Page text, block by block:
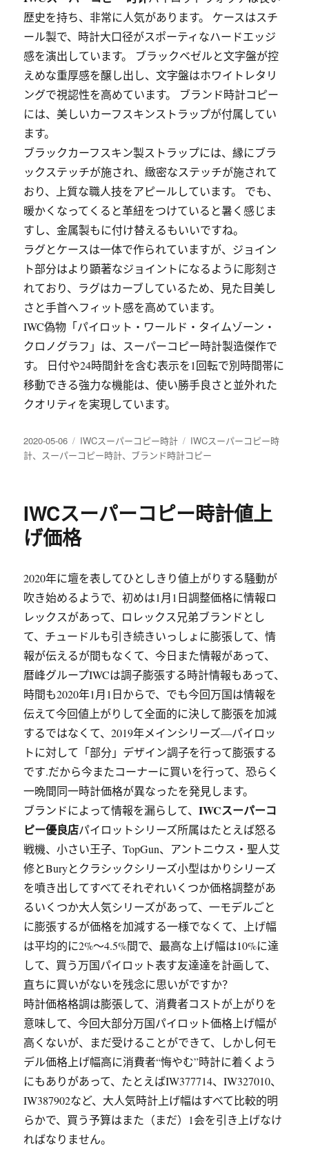
歴史を持ち、非常に人気があります。 ケースはスチ
ール製で、時計大口径がスポーティなハードエッジ
感を演出しています。 ブラックベゼルと文字盤が控
えめな重厚感を醸し出し、文字盤はホワイトレタリ
ングで視認性を高めています。 ブランド時計コピー
には、美しいカーフスキンストラップが付属してい
ます。
ブラックカーフスキン製ストラップには、縁にブラ
ックステッチが施され、緻密なステッチが施されて
おり、上質な職人技をアピールしています。 でも、
暖かくなってくると革紐をつけていると暑く感じま
すし、金属製もに付け替えるもいいですね。
ラグとケースは一体で作られていますが、ジョイン
ト部分はより顕著なジョイントになるように彫刻さ
れており、ラグはカーブしているため、見た目美し
さと手首へフィット感を高めています。
IWC偽物「パイロット・ワールド・タイムゾーン・
クロノグラフ」は、スーパーコピー時計製造傑作で
す。 日付や24時間針を含む表示を1回転で別時間帯に
移動できる強力な機能は、使い勝手良さと並外れた
クオリティを実現しています。
发
布
2020-05-06
分
类
IWCスーパーコピー時計
标
签
IWCスーパーコピー時
計、 スーパーコピー時計、 ブランド時計コピー
IWCスーパーコピー時計値上
げ価格
2020年に壇を表してひとしきり値上がりする騒動が
吹き始めるようで、初めは1月1日調整価格に情報ロ
レックスがあって、ロレックス兄弟ブランドとし
て、チュードルも引き続きいっしょに膨張して、情
報が伝えるが間もなくて、今日また情報があって、
暦峰グループIWCは調子膨張する時計情報もあって、
時間も2020年1月1日からで、でも今回万国は情報を
伝えて今回値上がりして全面的に決して膨張を加減
するではなくて、2019年メインシリーズ―パイロッ
トに対して「部分」デザイン調子を行って膨張する
です.だから今またコーナーに買いを行って、恐らく
一晩間同一時計価格が異なったを発見します。
ブランドによって情報を漏らして、IWCスーパーコ
ピー優良店パイロットシリーズ所属はたとえば怒る
戦機、小さい王子、TopGun、アントニウス・聖人艾
修とBuryとクラシックシリーズ小型はかりシリーズ
を噴き出してすべてそれぞれいくつか価格調整があ
るいくつか大人気シリーズがあって、一モデルごと
に膨張するが価格を加減する一様でなくて、上げ幅
は平均的に2%～4.5%間で、最高な上げ幅は10%に達
して、買う万国パイロット表す友達達を計画して、
直ちに買いがないを残念に思いがですか？
時計価格格調は膨張して、消費者コストが上がりを
意味して、今回大部分万国パイロット価格上げ幅が
高くないが、まだ受けることができて、しかし何モ
デル価格上げ幅高に消費者“悔やむ”時計に着くよう
にもありがあって、たとえばIW377714、IW327010、
IW387902など、大人気時計上げ幅はすべて比較的明
らかで、買う予算はまた（まだ）1会を引き上げなけ
ればなりません。